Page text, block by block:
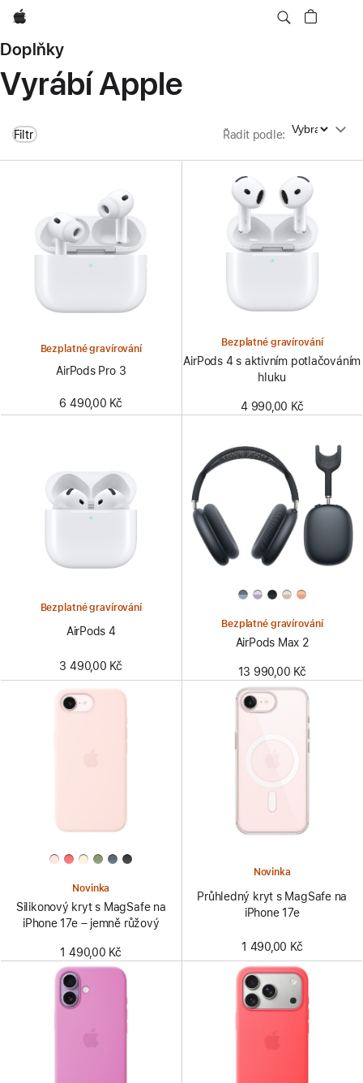
Apple
Doplňky
Vyrábí Apple
Filtr Řadit podle: Řadit podle
Bezplatné gravírování
AirPods Pro 3
6 490,00 Kč
Bezplatné gravírování
AirPods 4 s aktivním potlačováním
hluku
4 990,00 Kč
Bezplatné gravírování
AirPods 4
3 490,00 Kč
Bezplatné gravírování
AirPods Max 2
13 990,00 Kč
Novinka
Silikonový kryt s MagSafe na
iPhone 17e – jemně růžový
1 490,00 Kč
Novinka
Průhledný kryt s MagSafe na
iPhone 17e
1 490,00 Kč